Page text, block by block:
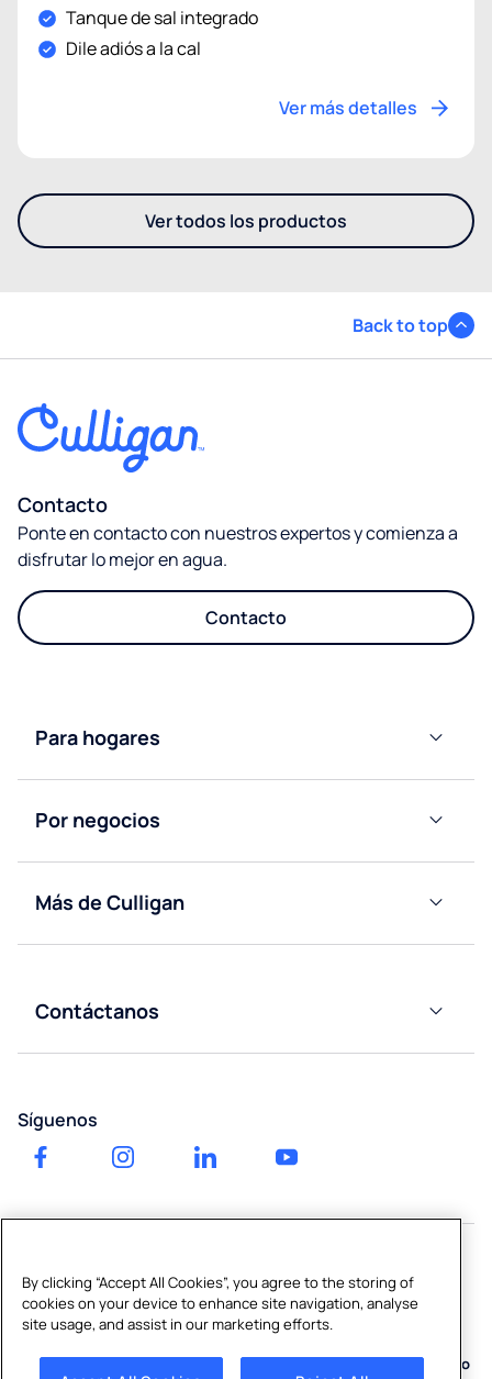
Tanque de sal integrado
Dile adiós a la cal
Ver más detalles
Ver todos los productos- Descubre nuestros otros
Back to top
Contacto
Ponte en contacto con nuestros expertos y comienza a
disfrutar lo mejor en agua.
Contacto
Para hogares
Dispensadores
Mineral
Dispensadores
de Agua
Conectados a
Ósmosis
Filtración
instantáneos
frío/caliente
Por negocios
Dispensadores
Mineral
de Agua
Conectados a
la Red
de Agua de
alta capacidad
Consumibles
personalizado
Más de Culligan
Descubre
Nuestro
impacto
Trabaja
con
nosotros
Contáctanos
Contáctanos
cotización
Síguenos
Copyright © 2026 Culligan Water Spain, S.L. B06304984
Ambiente
Política de Cookies |
Canal Interno
By clicking “Accept All Cookies”, you agree to the storing of
cookies on your device to enhance site navigation, analyse
site usage, and assist in our marketing efforts.